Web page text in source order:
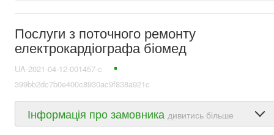
Послуги з поточного ремонту
електрокардіографа біомед
UA-2021-04-12-001457-c
399bb2dc7b0e400c8930ac9f838a921c
Інформація про замовника дивитись більше